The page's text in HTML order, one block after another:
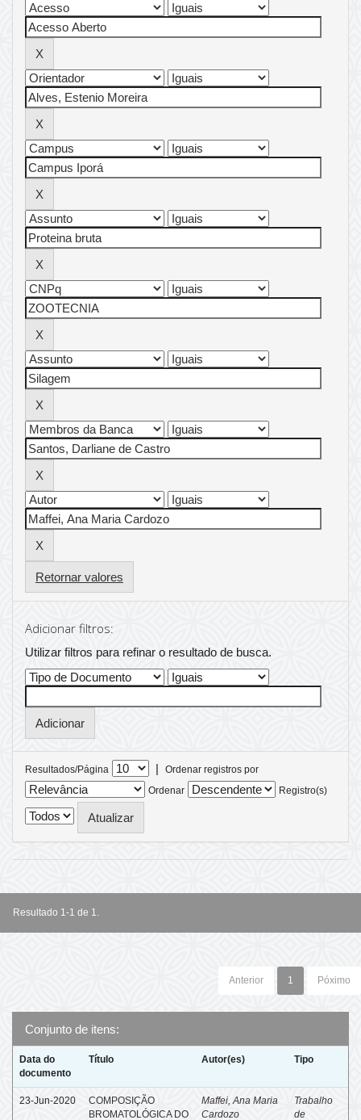
Retornar valores
Adicionar filtros:
Utilizar filtros para refinar o resultado de busca.
Resultados/Página |
Ordenar registros por
Ordenar
Registro(s)
Resultado 1-1 de 1.
Anterior 1 Póximo
Conjunto de itens:
Data do
documento
Título Autor(es) Tipo
23-Jun-2020
COMPOSIÇÃO
BROMATOLÓGICA DO
Maffei, Ana Maria
Cardozo
Trabalho
de